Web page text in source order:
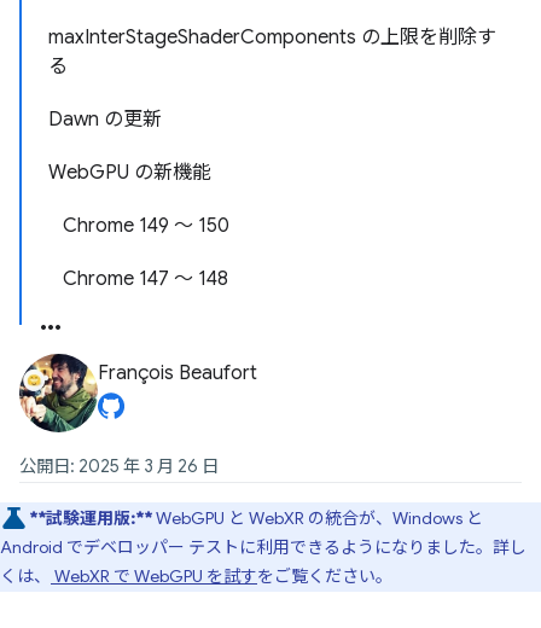
maxInterStageShaderComponents の上限を削除す
る
Dawn の更新
WebGPU の新機能
Chrome 149 ～ 150
Chrome 147 ～ 148
François Beaufort
公開日: 2025 年 3 月 26 日
**試験運用版:**WebGPU と WebXR の統合が、Windows と
Android でデベロッパー テストに利用できるようになりました。詳し
くは、
WebXR で WebGPU を試すをご覧ください。